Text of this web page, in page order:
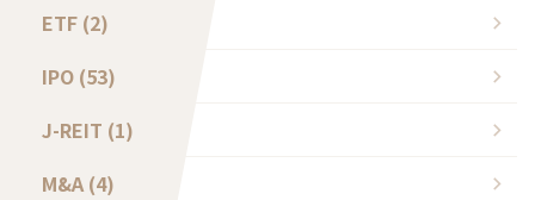
ETF (2)
IPO (53)
J-REIT (1)
M&A (4)